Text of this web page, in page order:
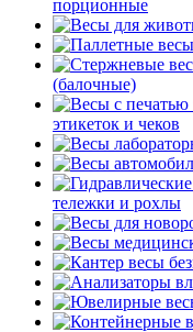
порционные
(балочные)
этикеток и чеков
тележки и рохлы